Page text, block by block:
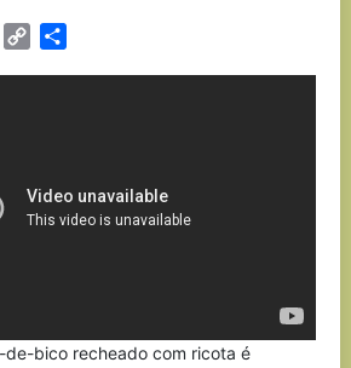
Email Copy
de-bico recheado com ricota é